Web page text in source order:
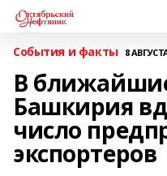
События и факты 8
В
Башкирия
число
экспортеров